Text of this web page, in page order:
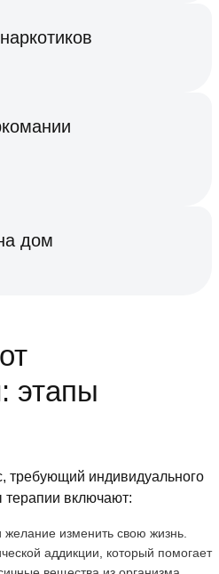
дом
этапы
требующий индивидуального
включают:
изменить свою жизнь.
аддикции, который помогает